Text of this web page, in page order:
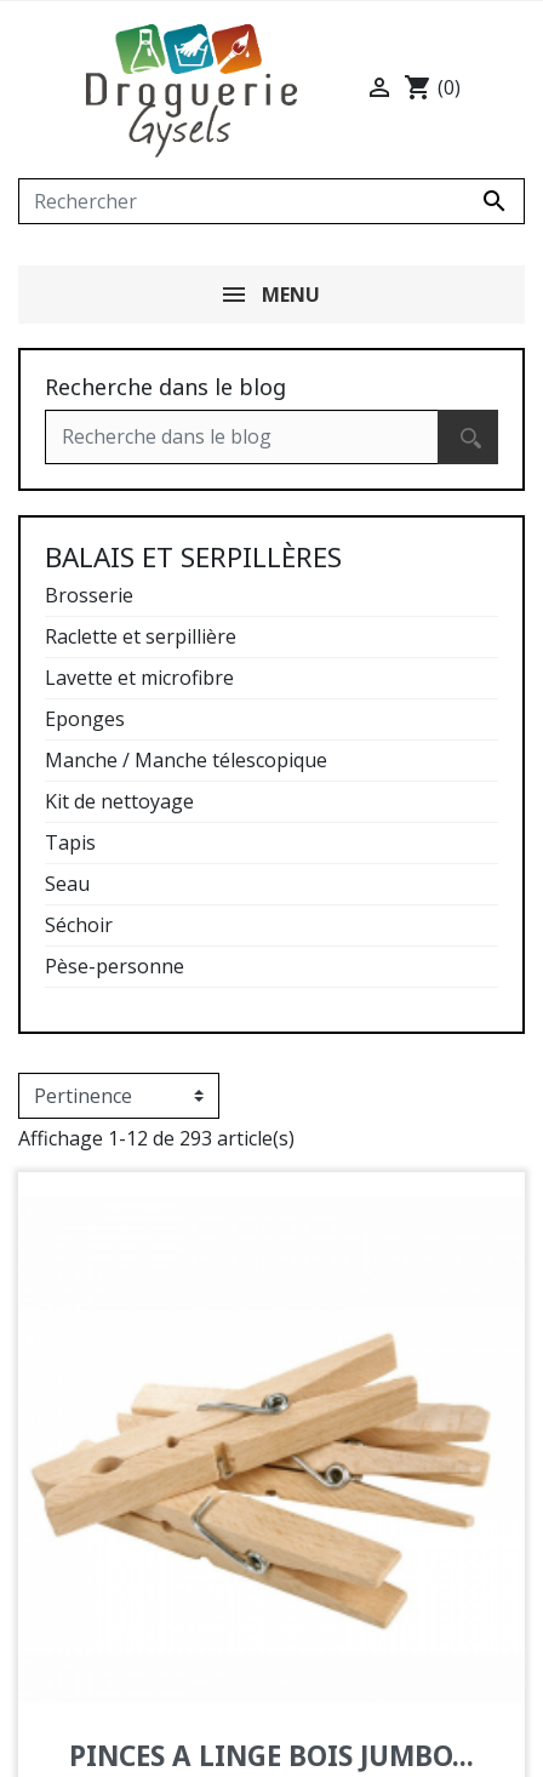

 shopping_cart (0)
MENU
Recherche dans le blog
BALAIS ET SERPILLÈRES
Brosserie
Raclette et serpillière
Lavette et microfibre
Eponges
Manche / Manche télescopique
Kit de nettoyage
Tapis
Seau
Séchoir
Pèse-personne
Affichage 1-12 de 293 article(s)
PINCES A LINGE BOIS JUMBO...